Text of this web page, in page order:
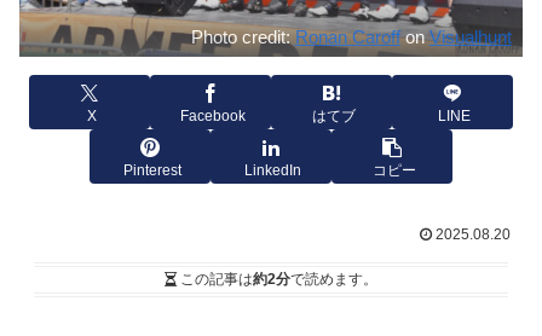
Photo credit:Ronan CaroffonVisualhunt
X Facebook はてブ LINE
Pinterest LinkedIn コピー
2025.08.20
この記事は約2分で読めます。